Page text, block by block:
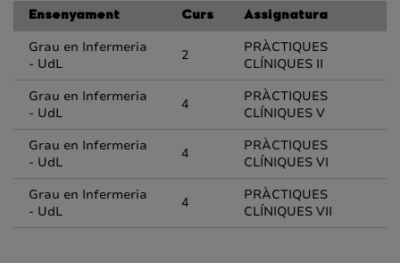
Ensenyament Curs Assignatura
Grau en Infermeria
- UdL
2
PRÀCTIQUES
CLÍNIQUES II
Grau en Infermeria
- UdL
4
PRÀCTIQUES
CLÍNIQUES V
Grau en Infermeria
- UdL
4
PRÀCTIQUES
CLÍNIQUES VI
Grau en Infermeria
- UdL
4
PRÀCTIQUES
CLÍNIQUES VII